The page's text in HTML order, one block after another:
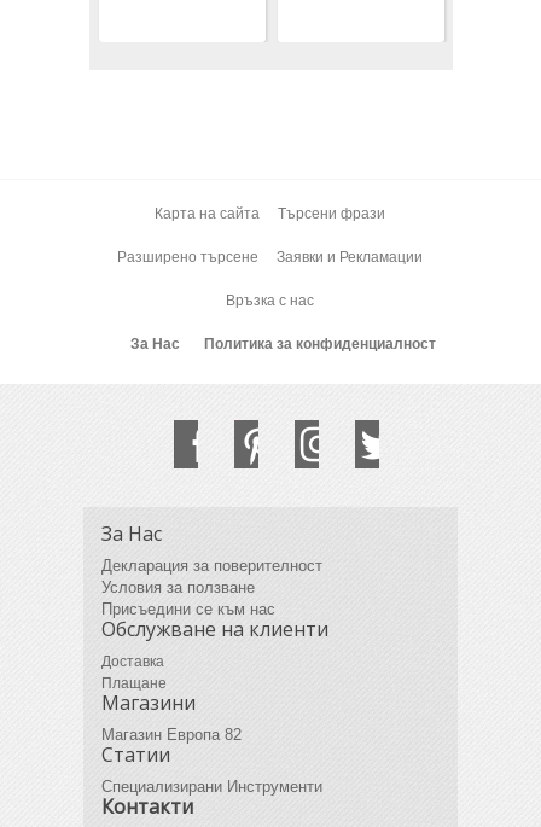
Карта на сайта Търсени фрази
Разширено търсене Заявки и Рекламации
Връзка с нас
За Нас Политика за конфиденциалност
За Нас
Декларация за поверителност
Условия за ползване
Присъедини се към нас
Обслужване на клиенти
Доставка
Плащане
Магазини
Магазин Европа 82
Статии
Специализирани Инструменти
Контакти